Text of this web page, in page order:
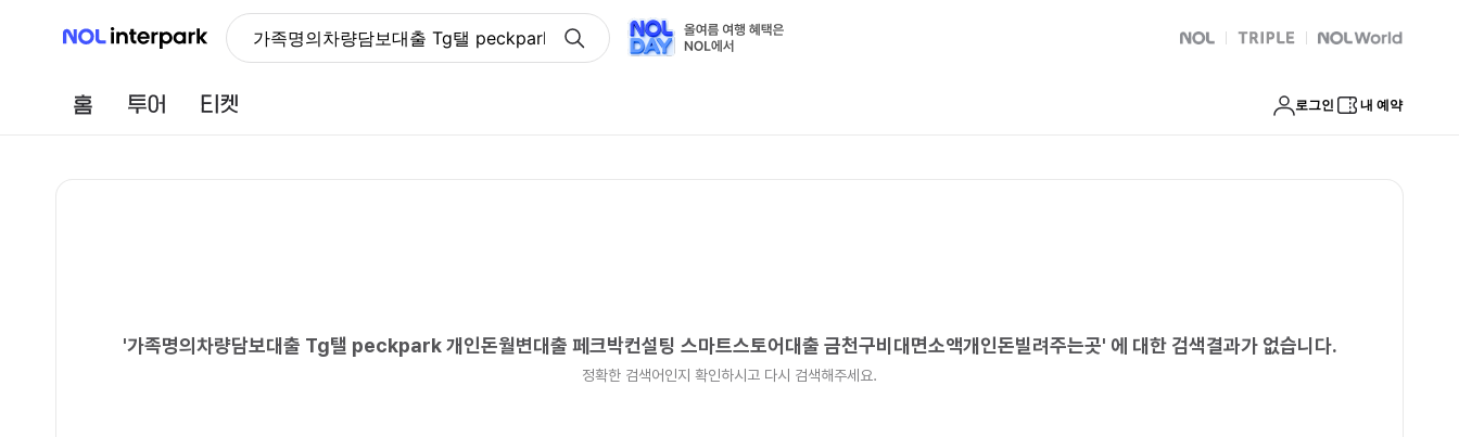
NOL 인터파크 가족명의차량담보대출 Tg탤 peckpark 개인돈월변대출 페크박컨설팅 스마트스토어대출 금천구비대면소액개인돈빌려주는곳
NOL 트리플 Global Interpark
홈 투어 로그인 내 예약
'가족명의차량담보대출 Tg탤 peckpark 개인돈월변대출 페크박컨설팅 스마트스토어대출 금천구비대면소액개인돈빌려주는곳' 에 대한 검색결과가 없습니다.
정확한 검색어인지 확인하시고 다시 검색해주세요.